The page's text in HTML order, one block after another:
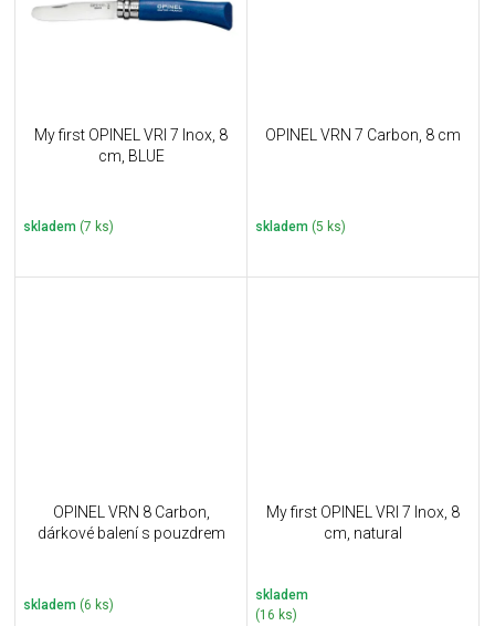
My first OPINEL VRI 7 Inox, 8
cm, BLUE
skladem (7 ks)
OPINEL VRN 7 Carbon, 8 cm
skladem (5 ks)
OPINEL VRN 8 Carbon,
dárkové balení s pouzdrem
skladem (6 ks)
My first OPINEL VRI 7 Inox, 8
cm, natural
skladem
(16 ks)